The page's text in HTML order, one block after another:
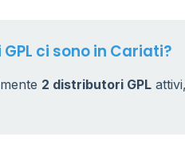
ci sono in Cariati?
2 distributori GPL